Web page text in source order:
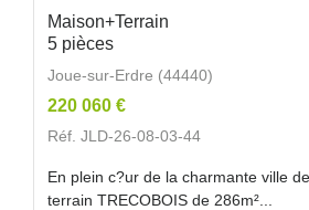
Maison+Terrain
5 pièces
Joue-sur-Erdre (44440)
220 060 €
Réf. JLD-26-08-03-44
En plein c?ur de la charmante ville
terrain TRECOBOIS de 286m²...